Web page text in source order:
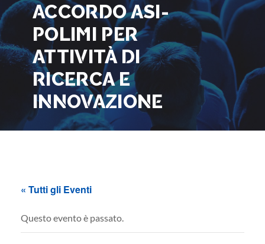
ACCORDO ASI-
POLIMI PER
ATTIVITÀ DI
RICERCA E
INNOVAZIONE
« Tutti gli Eventi
Questo evento è passato.